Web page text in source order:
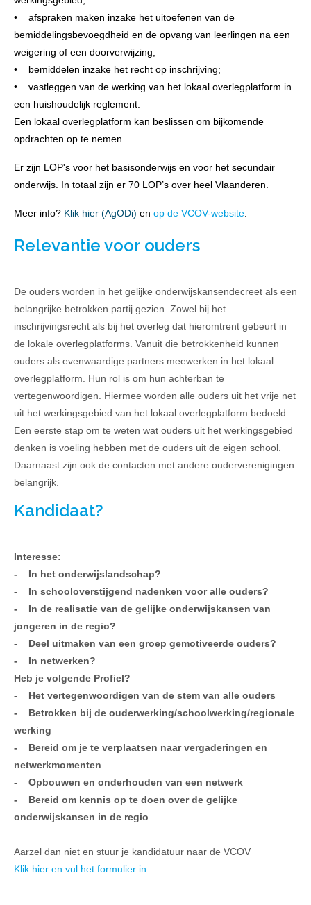
• afspraken maken inzake het uitoefenen van de
bemiddelingsbevoegdheid en de opvang van leerlingen na een
weigering of een doorverwijzing;
• bemiddelen inzake het recht op inschrijving;
• vastleggen van de werking van het lokaal overlegplatform in
een huishoudelijk reglement.
Een lokaal overlegplatform kan beslissen om bijkomende
opdrachten op te nemen.
Er zijn LOP's voor het basisonderwijs en voor het secundair
onderwijs. In totaal zijn er 70 LOP’s over heel Vlaanderen.
Meer info? Klik hier (AgODi) en op de VCOV-website
Relevantie voor ouders
De ouders worden in het gelijke onderwijskansendecreet als een
belangrijke betrokken partij gezien. Zowel bij het
inschrijvingsrecht als bij het overleg dat hieromtrent gebeurt in
de lokale overlegplatforms. Vanuit die betrokkenheid kunnen
ouders als evenwaardige partners meewerken in het lokaal
overlegplatform. Hun rol is om hun achterban te
vertegenwoordigen. Hiermee worden alle ouders uit het vrije net
uit het werkingsgebied van het lokaal overlegplatform bedoeld.
Een eerste stap om te weten wat ouders uit het werkingsgebied
denken is voeling hebben met de ouders uit de eigen school.
Daarnaast zijn ook de contacten met andere ouderverenigingen
belangrijk.
Kandidaat?
Interesse:
- In het onderwijslandschap?
- In schooloverstijgend nadenken voor alle ouders?
- In de realisatie van de gelijke onderwijskansen van
jongeren in de regio?
- Deel uitmaken van een groep gemotiveerde ouders?
- In netwerken?
Heb je volgende Profiel?
- Het vertegenwoordigen van de stem van alle ouders
- Betrokken bij de ouderwerking/schoolwerking/regionale
werking
- Bereid om je te verplaatsen naar vergaderingen en
netwerkmomenten
- Opbouwen en onderhouden van een netwerk
- Bereid om kennis op te doen over de gelijke
onderwijskansen in de regio
Aarzel dan niet en stuur je kandidatuur naar de VCOV
Klik hier en vul het formulier in